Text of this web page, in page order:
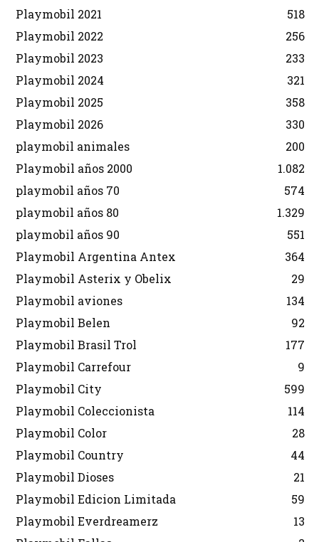
Playmobil 2021
518
Playmobil 2022
256
Playmobil 2023
233
Playmobil 2024
321
Playmobil 2025
358
Playmobil 2026
330
playmobil animales
200
Playmobil años 2000
1.082
playmobil años 70
574
playmobil años 80
1.329
playmobil años 90
551
Playmobil Argentina Antex
364
Playmobil Asterix y Obelix
29
Playmobil aviones
134
Playmobil Belen
92
Playmobil Brasil Trol
177
Playmobil Carrefour
9
Playmobil City
599
Playmobil Coleccionista
114
Playmobil Color
28
Playmobil Country
44
Playmobil Dioses
21
Playmobil Edicion Limitada
59
Playmobil Everdreamerz
13